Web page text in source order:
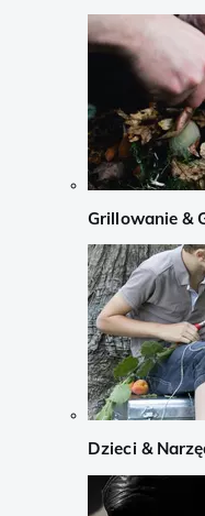
Grillowanie &
Dzieci &